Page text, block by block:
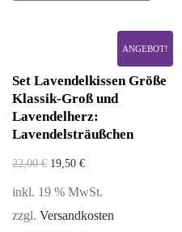
ANGEBOT!
Set Lavendelkissen Größe
Klassik-Groß und
Lavendelherz:
Lavendelsträußchen
22,00€ 19,50 €
inkl. 19 % MwSt.
zzgl. Versandkosten